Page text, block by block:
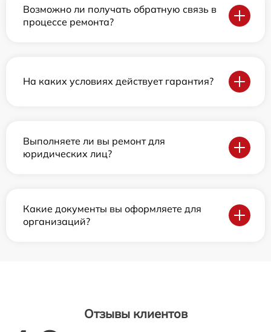
Возможно ли получать обратную связь в
процессе ремонта?
На каких условиях действует гарантия?
Выполняете ли вы ремонт для
юридических лиц?
Какие документы вы оформляете для
организаций?
Отзывы клиентов